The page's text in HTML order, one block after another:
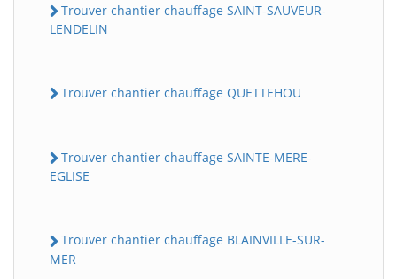
Trouver chantier chauffage SAINT-SAUVEUR-
LENDELIN
Trouver chantier chauffage QUETTEHOU
Trouver chantier chauffage SAINTE-MERE-
EGLISE
Trouver chantier chauffage BLAINVILLE-SUR-
MER